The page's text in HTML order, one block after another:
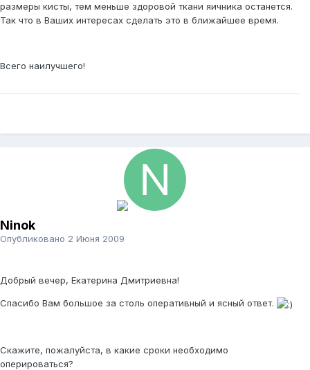
размеры кисты, тем меньше здоровой ткани яичника останется.
Так что в Ваших интересах сделать это в ближайшее время.
Всего наилучшего!
Ninok
Опубликовано 2 Июня 2009
Добрый вечер, Екатерина Дмитриевна!
Спасибо Вам большое за столь оперативный и ясный ответ.
Скажите, пожалуйста, в какие сроки необходимо
оперироваться?